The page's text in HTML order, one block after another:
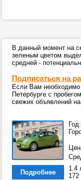
В данный момент на
зеленым цветом
средней -
Подписаться на
Если Вам необходимо
Петербурге с
свежих объявлений на
Подробнее
1.4
172